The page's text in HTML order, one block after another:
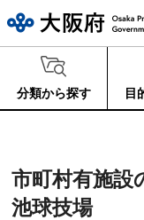
分類から探す 目
市町村有施
池球技場